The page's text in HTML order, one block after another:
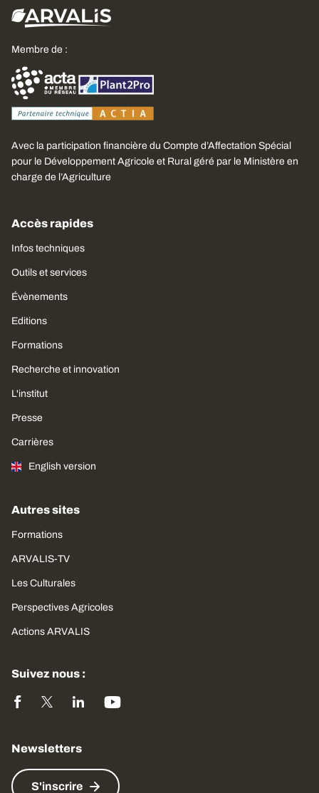
Membre de :
Avec la participation financière du Compte d’Affectation Spécial
pour le Développement Agricole et Rural géré par le Ministère en
charge de l’Agriculture
Accès rapides
Infos techniques
Outils et services
Évènements
Editions
Formations
Recherche et innovation
L'institut
Presse
Carrières
English version
Autres sites
Formations
ARVALIS-TV
Les Culturales
Perspectives Agricoles
Actions ARVALIS
Suivez nous :
Newsletters
S'inscrire